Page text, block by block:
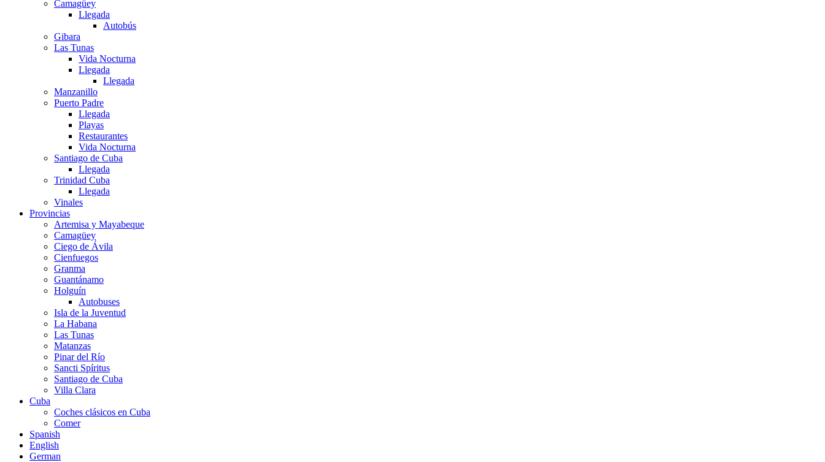
Camagüey
Llegada
Autobús
Gibara
Las Tunas
Vida Nocturna
Llegada
Llegada
Manzanillo
Puerto Padre
Llegada
Playas
Restaurantes
Vida Nocturna
Santiago de Cuba
Llegada
Trinidad Cuba
Llegada
Vinales
Provincias
Artemisa y Mayabeque
Camagüey
Ciego de Ávila
Cienfuegos
Granma
Guantánamo
Holguín
Autobuses
Isla de la Juventud
La Habana
Las Tunas
Matanzas
Pinar del Río
Sancti Spíritus
Santiago de Cuba
Villa Clara
Cuba
Coches clásicos en Cuba
Comer
Spanish
English
German